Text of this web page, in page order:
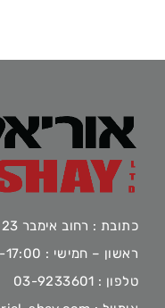
כתובת : רחוב אימבר 23 קרית אריה, פתח תקווה
ראשון – חמישי : 08:00-17:00
טלפון : 03-9233601